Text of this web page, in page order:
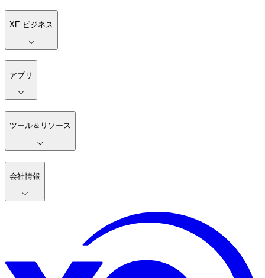
XE ビジネス
アプリ
ツール＆リソース
会社情報